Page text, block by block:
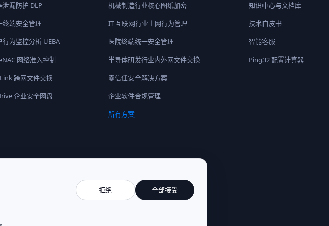
拒绝 全部接受
泄漏防护 DLP
终端安全管理
行为监控分析 UEBA
网络准入控制
跨网文件交换
企业安全网盘
机械制造行业核心图纸加密
IT 互联网行业上网行为管理
医院终端统一安全管理
半导体研发行业内外网文件交换
零信任安全解决方案
企业软件合规管理
所有方案
知识中心与文档库
技术白皮书
智能客服
Ping32 配置计算器